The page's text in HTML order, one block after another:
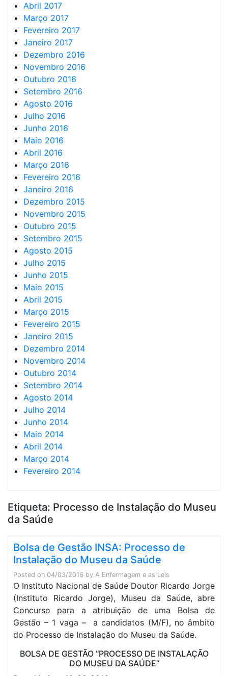
Abril 2017
Março 2017
Fevereiro 2017
Janeiro 2017
Dezembro 2016
Novembro 2016
Outubro 2016
Setembro 2016
Agosto 2016
Julho 2016
Junho 2016
Maio 2016
Abril 2016
Março 2016
Fevereiro 2016
Janeiro 2016
Dezembro 2015
Novembro 2015
Outubro 2015
Setembro 2015
Agosto 2015
Julho 2015
Junho 2015
Maio 2015
Abril 2015
Março 2015
Fevereiro 2015
Janeiro 2015
Dezembro 2014
Novembro 2014
Outubro 2014
Setembro 2014
Agosto 2014
Julho 2014
Junho 2014
Maio 2014
Abril 2014
Março 2014
Fevereiro 2014
Etiqueta: Processo de Instalação do Museu
da Saúde
Bolsa de Gestão INSA: Processo de
Instalação do Museu da Saúde
Posted on 04/03/2016 by A Enfermagem e as Leis
O Instituto Nacional de Saúde Doutor Ricardo Jorge
(Instituto Ricardo Jorge), Museu da Saúde, abre
Concurso para a atribuição de uma Bolsa de
Gestão – 1 vaga – a candidatos (M/F), no âmbito
do Processo de Instalação do Museu da Saúde.
BOLSA DE GESTÃO “PROCESSO DE INSTALAÇÃO
DO MUSEU DA SAÚDE”